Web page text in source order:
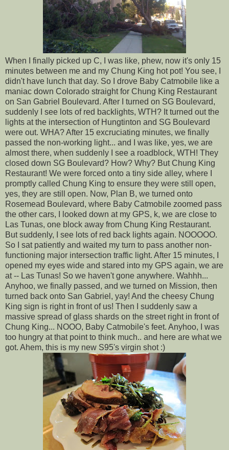
When I finally picked up C, I was like, phew, now it's only 15
minutes between me and my Chung King hot pot! You see, I
didn't have lunch that day. So I drove Baby Catmobile like a
maniac down Colorado straight for Chung King Restaurant
on San Gabriel Boulevard. After I turned on SG Boulevard,
suddenly I see lots of red backlights, WTH? It turned out the
lights at the intersection of Hungtinton and SG Boulevard
were out. WHA? After 15 excruciating minutes, we finally
passed the non-working light... and I was like, yes, we are
almost there, when suddenly I see a roadblock, WTH! They
closed down SG Boulevard? How? Why? But Chung King
Restaurant! We were forced onto a tiny side alley, where I
promptly called Chung King to ensure they were still open,
yes, they are still open. Now, Plan B, we turned onto
Rosemead Boulevard, where Baby Catmobile zoomed pass
the other cars, I looked down at my GPS, k, we are close to
Las Tunas, one block away from Chung King Restaurant.
But suddenly, I see lots of red back lights again. NOOOOO.
So I sat patiently and waited my turn to pass another non-
functioning major intersection traffic light. After 15 minutes, I
opened my eyes wide and stared into my GPS again, we are
at -- Las Tunas! So we haven't gone anywhere. Wahhh...
Anyhoo, we finally passed, and we turned on Mission, then
turned back onto San Gabriel, yay! And the cheesy Chung
King sign is right in front of us! Then I suddenly saw a
massive spread of glass shards on the street right in front of
Chung King... NOOO, Baby Catmobile's feet. Anyhoo, I was
too hungry at that point to think much.. and here are what we
got. Ahem, this is my new S95's virgin shot :)